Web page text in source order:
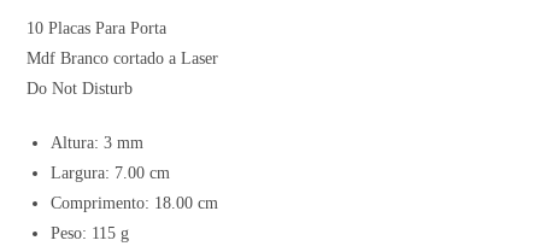
10 Placas Para Porta
Mdf Branco cortado a Laser
Do Not Disturb
Altura: 3 mm
Largura: 7.00 cm
Comprimento: 18.00 cm
Peso: 115 g